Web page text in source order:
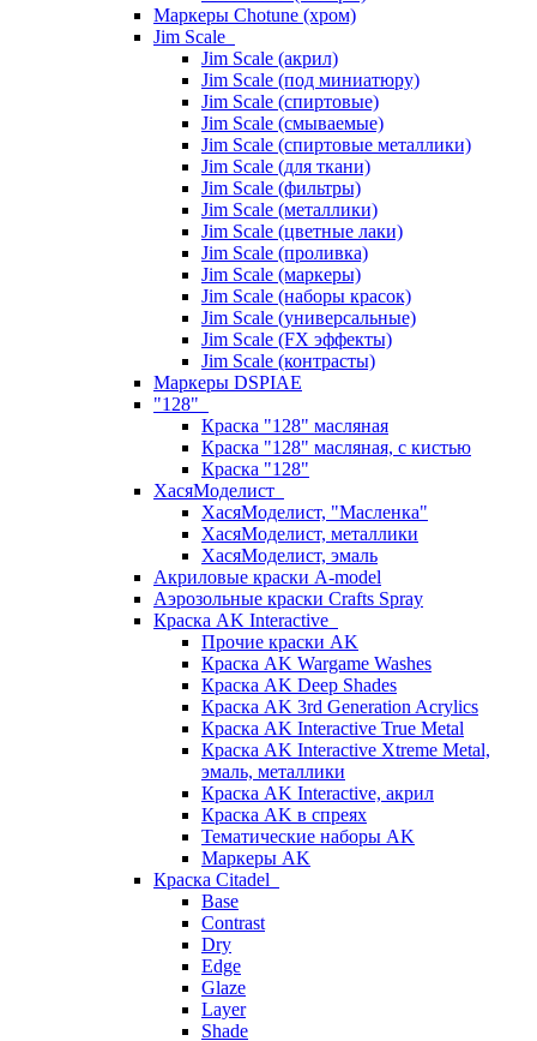
Маркеры Chotune (хром)
Jim Scale
Jim Scale (акрил)
Jim Scale (под миниатюру)
Jim Scale (спиртовые)
Jim Scale (смываемые)
Jim Scale (спиртовые металлики)
Jim Scale (для ткани)
Jim Scale (фильтры)
Jim Scale (металлики)
Jim Scale (цветные лаки)
Jim Scale (проливка)
Jim Scale (маркеры)
Jim Scale (наборы красок)
Jim Scale (универсальные)
Jim Scale (FX эффекты)
Jim Scale (контрасты)
Маркеры DSPIAE
"128"
Краска "128" масляная
Краска "128" масляная, с кистью
Краска "128"
ХасяМоделист
ХасяМоделист, "Масленка"
ХасяМоделист, металлики
ХасяМоделист, эмаль
Акриловые краски A-model
Аэрозольные краски Crafts Spray
Краска AK Interactive
Прочие краски AK
Краска AK Wargame Washes
Краска AK Deep Shades
Краска AK 3rd Generation Acrylics
Краска AK Interactive True Metal
Краска AK Interactive Xtreme Metal,
эмаль, металлики
Краска AK Interactive, акрил
Краска AK в спреях
Тематические наборы AK
Маркеры AK
Краска Citadel
Base
Contrast
Dry
Edge
Glaze
Layer
Shade